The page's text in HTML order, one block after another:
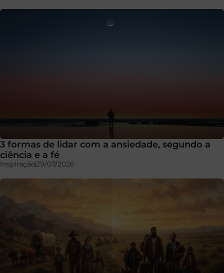
3 formas de lidar com a ansiedade, segundo a
ciência e a fé
Inspiração29/07/2026